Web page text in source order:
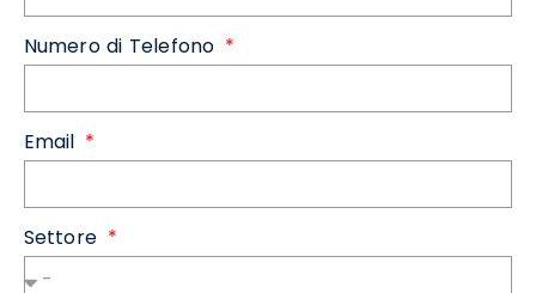
Numero di Telefono
Email
Settore